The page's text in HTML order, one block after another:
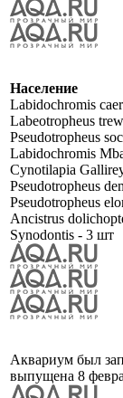
Население
Labidochromis
Labeotropheus
Pseudotropheus
Labidochromis
Cynotilapia
Pseudotropheus
Pseudotropheus
Ancistrus
Synodontis - 3 шт
Аквариум был
выпущена 8